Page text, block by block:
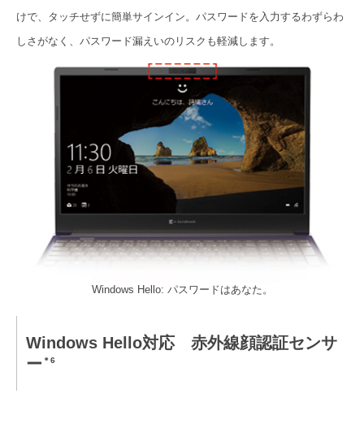
けで、タッチせずに簡単サインイン。パスワードを入力するわずらわ
しさがなく、パスワード漏えいのリスクも軽減します。
Windows Hello: パスワードはあなた。
Windows Hello対応 赤外線顔認証センサ
ー ＊6